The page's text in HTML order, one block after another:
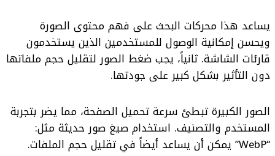
يساعد هذا محركات البحث على فهم محتوى الصورة
ويحسن إمكانية الوصول للمستخدمين الذين يستخدمون
قارئات الشاشة. ثانياً، يجب ضغط الصور لتقليل حجم ملفاتها
دون التأثير بشكل كبير على جودتها.
الصور الكبيرة تبطئ سرعة تحميل الصفحة، مما يضر بتجربة
المستخدم والتصنيف. استخدام صيغ صور حديثة مثل:
“WebP” يمكن أن يساعد أيضاً في تقليل حجم الملفات.